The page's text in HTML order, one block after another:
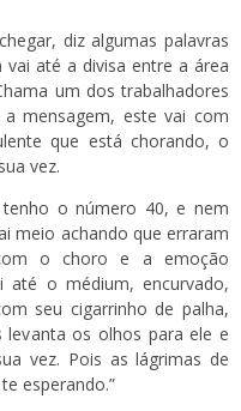
diz algumas palavras
até a divisa entre a área
um dos trabalhadores
mensagem, este vai com
que está chorando, o
vez.
tenho o número 40, e nem
meio achando que erraram
o choro e a emoção
o médium, encurvado,
seu cigarrinho de palha,
levanta os olhos para ele e
vez. Pois as lágrimas de
esperando.”